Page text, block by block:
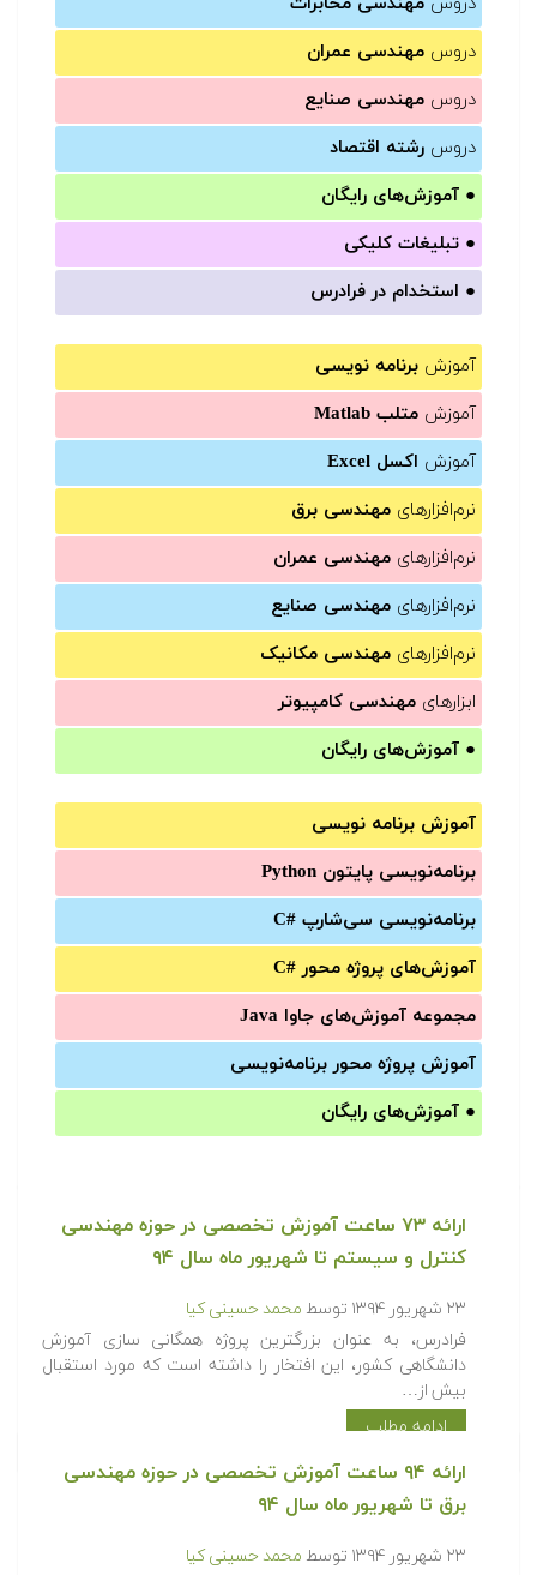
دروس مهندسی عمران
دروس مهندسی صنایع
دروس رشته اقتصاد
● آموزش‌های رایگان
● تبلیغات کلیکی
● استخدام در فرادرس
آموزش برنامه نویسی
آموزش متلب Matlab
آموزش اکسل Excel
نرم‌افزارهای مهندسی برق
نرم‌افزارهای مهندسی عمران
نرم‌افزارهای مهندسی صنایع
نرم‌افزارهای مهندسی مکانیک
ابزارهای مهندسی کامپیوتر
● آموزش‌های رایگان
آموزش برنامه نویسی
برنامه‌نویسی پایتون Python
برنامه‌‌نویسی سی‌شارپ C#‎
آموزش‌های پروژه محور #C
مجموعه آموزش‌های جاوا Java
آموزش‌ پروژه محور برنامه‌نویسی
● آموزش‌های رایگان
ارائه ۷۳ ساعت آموزش تخصصی در حوزه مهندسی
کنترل و سیستم تا شهریور ماه سال ۹۴
۲۳ شهریور ۱۳۹۴ توسط محمد حسینی کیا
فرادرس، به عنوان بزرگترین پروژه همگانی سازی آموزش
دانشگاهی کشور، این افتخار را داشته است که مورد استقبال
بیش از…
ادامه مطلب
ارائه ۹۴ ساعت آموزش تخصصی در حوزه مهندسی
برق تا شهریور ماه سال ۹۴
۲۳ شهریور ۱۳۹۴ توسط محمد حسینی کیا